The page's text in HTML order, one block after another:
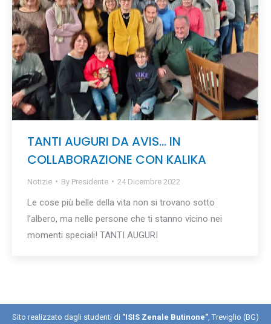
TANTI AUGURI DA AVIS… IN
COLLABORAZIONE CON KALIKA
Notizie By Presidente 24 Dicembre 2022
Le cose più belle della vita non si trovano sotto
l’albero, ma nelle persone che ti stanno vicino nei
momenti speciali! TANTI AUGURI
Sito realizzato dagli studenti di "ISIS Zenale Butinone" , Treviglio (BG)